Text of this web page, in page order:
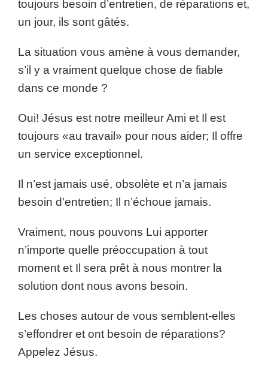
toujours besoin d’entretien, de réparations et,
un jour, ils sont gâtés.
La situation vous amène à vous demander,
s’il y a vraiment quelque chose de fiable
dans ce monde ?
Oui! Jésus est notre meilleur Ami et Il est
toujours «au travail» pour nous aider; Il offre
un service exceptionnel.
Il n’est jamais usé, obsolète et n’a jamais
besoin d’entretien; Il n’échoue jamais.
Vraiment, nous pouvons Lui apporter
n’importe quelle préoccupation à tout
moment et Il sera prêt à nous montrer la
solution dont nous avons besoin.
Les choses autour de vous semblent-elles
s’effondrer et ont besoin de réparations?
Appelez Jésus.